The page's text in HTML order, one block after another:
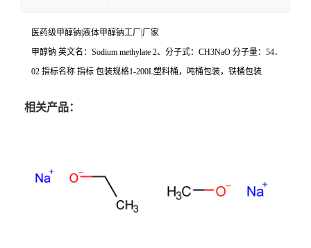
医药级甲醇钠|液体甲醇钠工厂|厂家
甲醇钠 英文名：Sodium methylate 2、分子式：CH3NaO 分子量：54．
02 指标名称 指标 包装规格1-200L塑料桶，吨桶包装，铁桶包装
相关产品：